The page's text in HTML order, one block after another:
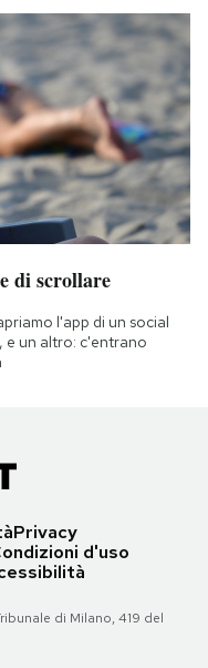
di scrollare
l'app di un social
e un altro: c'entrano
Privacy
d'uso
di Milano, 419 del